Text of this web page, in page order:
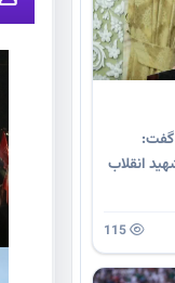
گفت:
انقلاب
115